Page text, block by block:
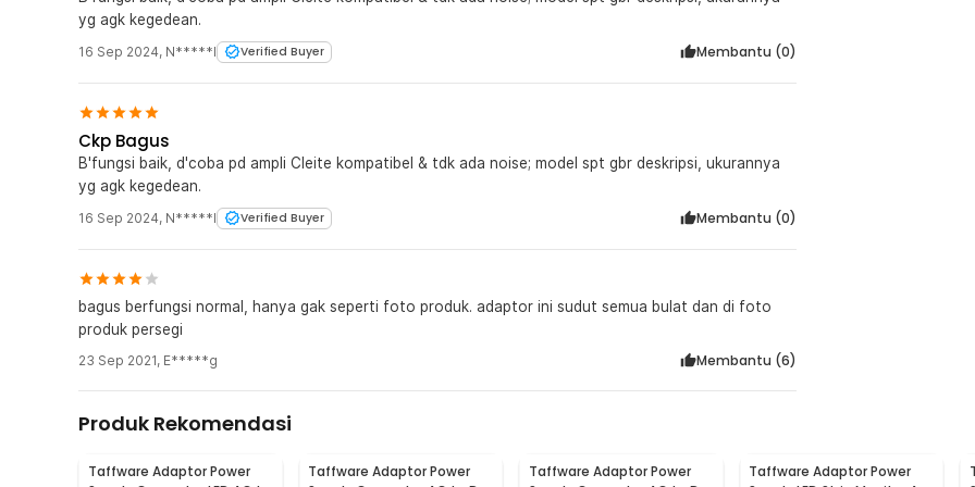
Rincian yang Anda dapatkan untuk pembelian produk ini:
1 x VBS Adaptor Power Supply LED Strip Monitor Converter 12V 3A 36W - AYD-1230
yg agk kegedean.
16 Sep 2024, N*****I Verified Buyer Membantu (0)
Ckp Bagus
B'fungsi baik, d'coba pd ampli Cleite kompatibel & tdk ada noise; model spt gbr deskripsi, ukurannya
yg agk kegedean.
16 Sep 2024, N*****I Verified Buyer Membantu (0)
bagus berfungsi normal, hanya gak seperti foto produk. adaptor ini sudut semua bulat dan di foto
produk persegi
23 Sep 2021, E*****g Membantu (6)
Produk Rekomendasi
Taffware Adaptor Power
Taffware Adaptor Power
Taffware Adaptor Power
Taffware Adaptor Power